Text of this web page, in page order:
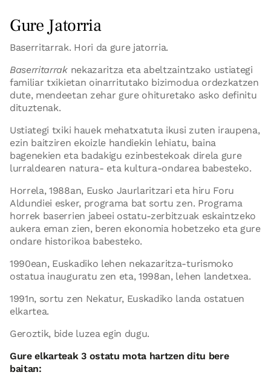
Gure Jatorria
Baserritarrak. Hori da gure jatorria.
Baserritarraknekazaritza eta abeltzaintzako ustiategi
familiar txikietan oinarritutako bizimodua ordezkatzen
dute, mendeetan zehar gure ohituretako asko definitu
dituztenak.
Ustiategi txiki hauek mehatxatuta ikusi zuten iraupena,
ezin baitziren ekoizle handiekin lehiatu, baina
bagenekien eta badakigu ezinbestekoak direla gure
lurraldearen natura- eta kultura-ondarea babesteko.
Horrela, 1988an, Eusko Jaurlaritzari eta hiru Foru
Aldundiei esker, programa bat sortu zen. Programa
horrek baserrien jabeei ostatu-zerbitzuak eskaintzeko
aukera eman zien, beren ekonomia hobetzeko eta gure
ondare historikoa babesteko.
1990ean, Euskadiko lehen nekazaritza-turismoko
ostatua inauguratu zen eta, 1998an, lehen landetxea.
1991n, sortu zen Nekatur, Euskadiko landa ostatuen
elkartea.
Geroztik, bide luzea egin dugu.
Gure elkarteak 3 ostatu mota hartzen ditu bere
baitan: